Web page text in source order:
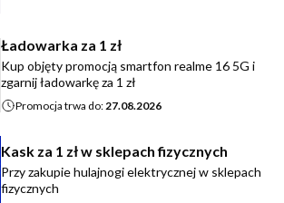
Ładowarka za 1 zł
Kup objęty promocją smartfon realme 16 5G i
zgarnij ładowarkę za 1 zł
Promocja trwa do:27.08.2026
Kask za 1 zł w sklepach fizycznych
Przy zakupie hulajnogi elektrycznej w sklepach
fizycznych